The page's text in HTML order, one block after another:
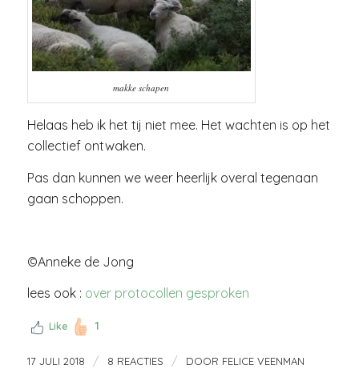
makke schapen
Helaas heb ik het tij niet mee. Het wachten is op het
collectief ontwaken.
Pas dan kunnen we weer heerlijk overal tegenaan
gaan schoppen.
©Anneke de Jong
lees ook : over protocollen gesproken
Like 1
17 JULI 2018 / 8 REACTIES / DOOR FELICE VEENMAN